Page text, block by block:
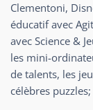
Clementoni,
éducatif avec
avec Science &
les mini-
de talents, les
célèbres